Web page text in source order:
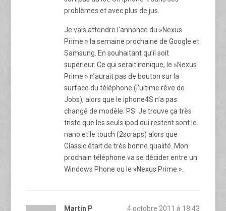
problèmes et avec plus de jus.
Je vais attendre l’annonce du »Nexus
Prime » la semaine prochaine de Google et
Samsung. En souhaitant qu’il soit
supérieur. Ce qui serait ironique, le »Nexus
Prime » n’aurait pas de bouton sur la
surface du téléphone (l’ultime rêve de
Jobs), alors que le iphone4S n’a pas
changé de modèle. PS: Je trouve ça très
triste que les seuls ipod qui restent sont le
nano et le touch (2scraps) alors que
Classic était de très bonne qualité. Mon
prochain téléphone va se décider entre un
Windows Phone ou le »Nexus Prime ».
Martin P 4 octobre 2011 à 18:43